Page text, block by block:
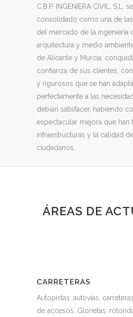
C.B.P. INGENIERA CIVIL, S.L.
consolidado como una de
del mercado de la ingeniería
arquitectura y medio
de Alicante y Murcia,
confianza de sus clientes,
y rigurosos que se han
perfectamente a las
debían satisfacer, habiendo
espectacular mejora que han
infraestructuras y la calidad
ciudadanos.
ÁREAS DE
CARRETERAS
Autopistas, autovías,
de accesos. Glorietas,